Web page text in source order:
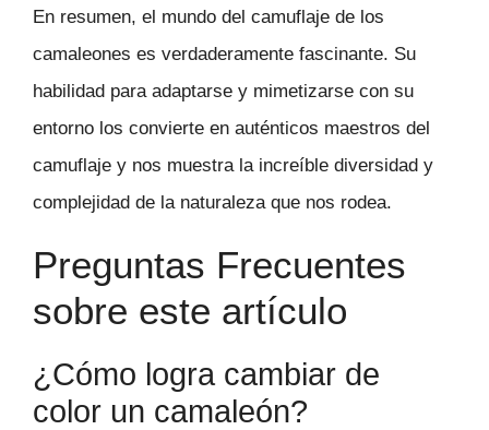
En resumen, el mundo del camuflaje de los
camaleones es verdaderamente fascinante. Su
habilidad para adaptarse y mimetizarse con su
entorno los convierte en auténticos maestros del
camuflaje y nos muestra la increíble diversidad y
complejidad de la naturaleza que nos rodea.
Preguntas Frecuentes
sobre este artículo
¿Cómo logra cambiar de
color un camaleón?